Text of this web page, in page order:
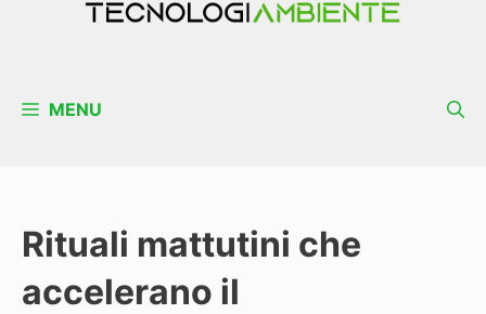
MENU
Rituali mattutini che
accelerano il